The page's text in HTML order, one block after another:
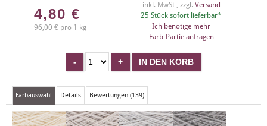
4,80 €
96,00 € pro 1 kg
inkl. MwSt , zzgl. Versand
25 Stück sofort lieferbar*
Ich benötige mehr
Farb-Partie anfragen
Farbauswahl Details Bewertungen (139)